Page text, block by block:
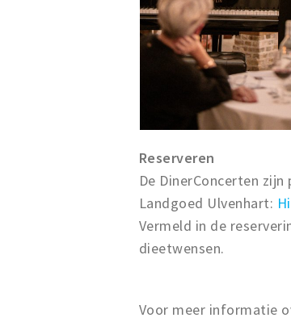
Reserveren
De DinerConcerten
Landgoed Ulvenhart:
Vermeld in de
dieetwensen.
Voor meer informatie